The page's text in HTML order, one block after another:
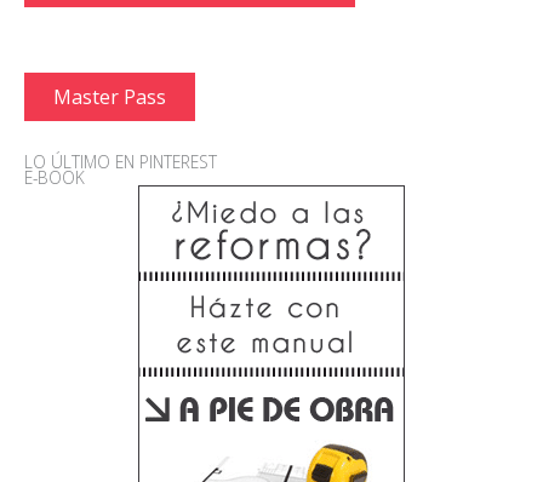
Master Pass
LO ÚLTIMO EN PINTEREST
E-BOOK